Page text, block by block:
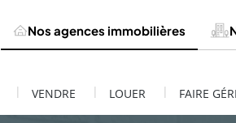
Nos agences immobilières
| VENDRE | LOUER | FAIRE